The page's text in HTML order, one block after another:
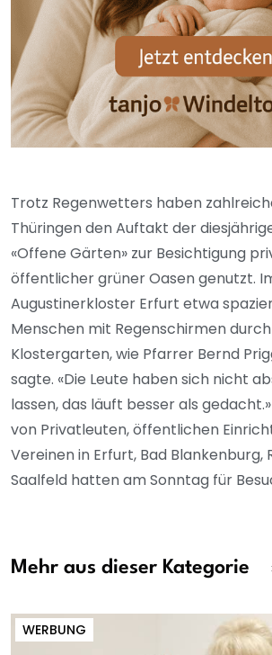
Trotz Regenwetters haben
Thüringen den Auftakt der
«Offene Gärten» zur Besichtigung
öffentlicher grüner Oasen genutzt.
Augustinerkloster Erfurt etwa
Menschen mit Regenschirmen
Klostergarten, wie Pfarrer Bernd
sagte. «Die Leute haben sich nicht
lassen, das läuft besser als
von Privatleuten, öffentlichen
Vereinen in Erfurt, Bad Blankenburg,
Saalfeld hatten am Sonntag für
Mehr aus dieser Kategorie
WERBUNG